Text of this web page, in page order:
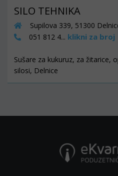
SILO TEHNIKA
Supilova 339, 51300
051 812 4... klikni za broj
Sušare za kukuruz, za žitarice,
silosi, Delnice